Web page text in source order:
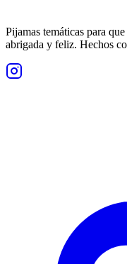
Pijamas temáticas para
abrigada y feliz. Hechos